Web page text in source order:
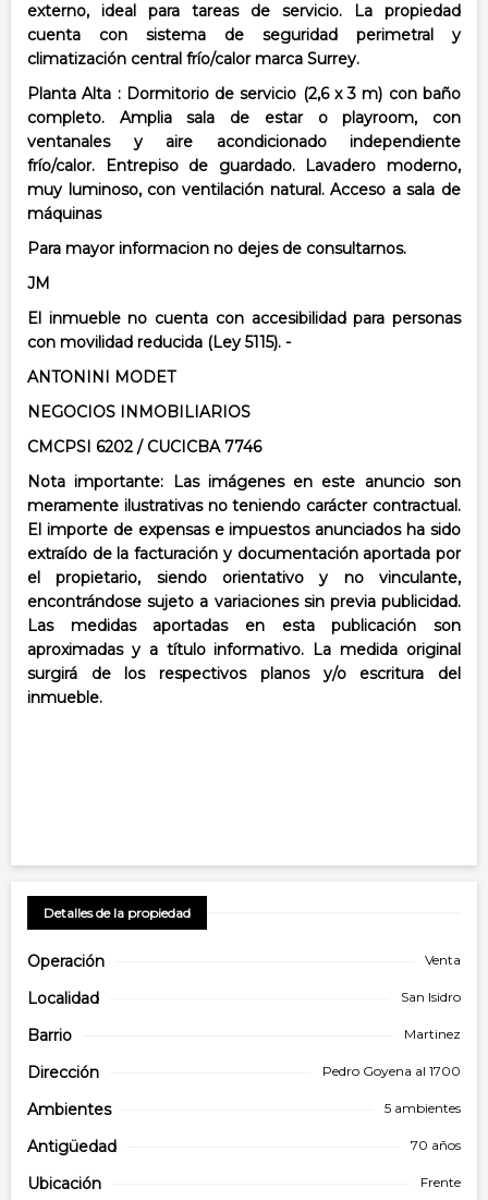
externo, ideal para tareas de servicio.
La propiedad
cuenta con sistema de seguridad perimetral y
climatización central frío/calor marca Surrey.
Planta Alta : Dormitorio de servicio (2,6 x 3 m) con baño
completo. Amplia sala de estar o playroom, con
ventanales y aire acondicionado independiente
frío/calor.
Entrepiso de guardado. Lavadero moderno,
muy luminoso, con ventilación natural.Acceso a sala de
máquinas
Para mayor informacion no dejes de consultarnos.
JM
El inmueble no cuenta con accesibilidad para personas
con movilidad reducida (Ley 5115). -
ANTONINI MODET
NEGOCIOS INMOBILIARIOS
CMCPSI 6202 / CUCICBA 7746
Nota importante: Las imágenes en este anuncio son
meramente ilustrativas no teniendo carácter contractual.
El importe de expensas e impuestos anunciados ha sido
extraído de la facturación y documentación aportada por
el propietario, siendo orientativo y no vinculante,
encontrándose sujeto a variaciones sin previa publicidad.
Las medidas aportadas en esta publicación son
aproximadas y a título informativo. La medida original
surgirá de los respectivos planos y/o escritura del
inmueble.
Detalles de la propiedad
Operación Venta
Localidad San Isidro
Barrio Martinez
Dirección Pedro Goyena al 1700
Ambientes 5 ambientes
Antigüedad 70 años
Ubicación Frente